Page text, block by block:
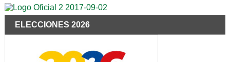
ELECCIONES 2026